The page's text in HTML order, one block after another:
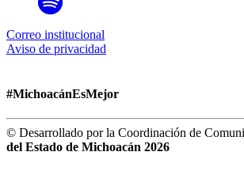
Correo institucional
Aviso de privacidad
#MichoacánEsMejor
© Desarrollado por la Coordinación de
del Estado de Michoacán 2026